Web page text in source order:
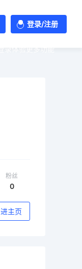
登录/注册
粉丝
0
进主页